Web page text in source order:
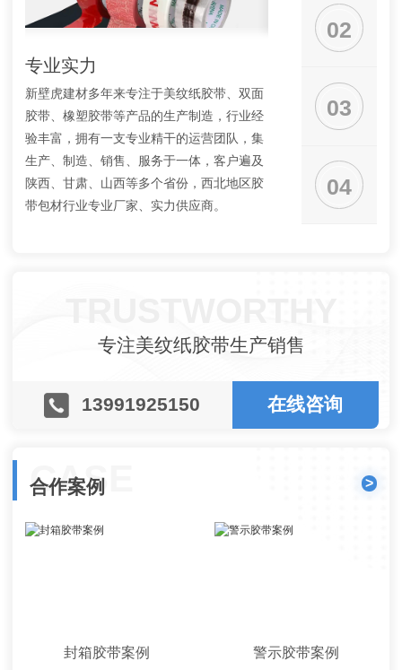
02
03
04
专业实力
新壁虎建材多年来专注于美纹纸胶带、双面
胶带、橡塑胶带等产品的生产制造，行业经
验丰富，拥有一支专业精干的运营团队，集
生产、制造、销售、服务于一体，客户遍及
陕西、甘肃、山西等多个省份，西北地区胶
带包材行业专业厂家、实力供应商。
新壁虎建材供应的各
循严格的胶带生产流程
美观环保，广受客户信
专注美纹纸胶带生产销售
13991925150 在线咨询
CASE
合作案例 >
封箱胶带案例 警示胶带案例